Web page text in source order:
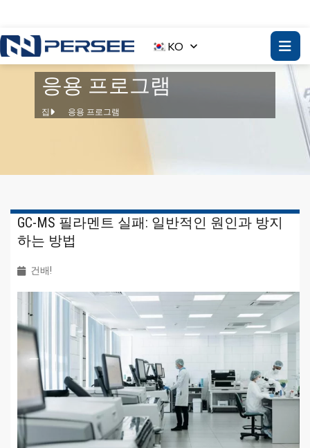
KO
응용 프로그램
집 응용 프로그램
GC-MS 필라멘트 실패: 일반적인 원인과 방지
하는 방법
건배!